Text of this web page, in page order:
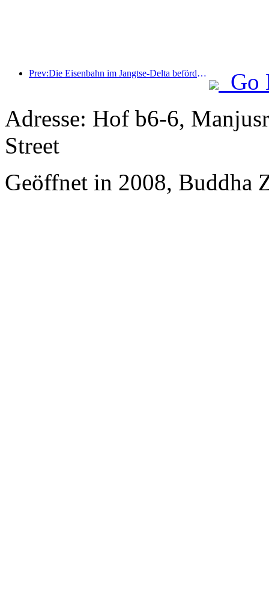
Prev:Die Eisenbahn im Jangtse-Delta beförderte während der Maifeiertage über 21,38 Millionen Fahrgäste.
Go
Adresse: Hof b6-6,
Street
Geöffnet in 2008, Buddha